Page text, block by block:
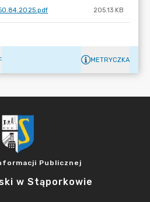
205.13 KB
METRYCZKA
Publicznej
w Stąporkowie